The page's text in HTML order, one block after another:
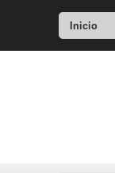
Inicio